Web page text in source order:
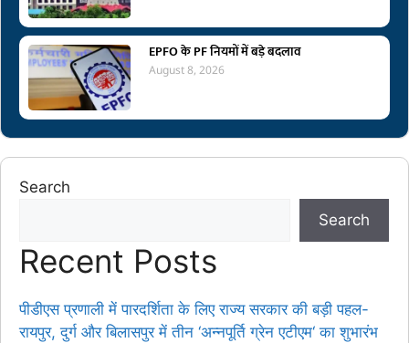
EPFO के PF नियमों में बड़े बदलाव
August 8, 2026
Search
Search
Recent Posts
पीडीएस प्रणाली में पारदर्शिता के लिए राज्य सरकार की बड़ी पहल-
रायपुर, दुर्ग और बिलासपुर में तीन ‘अन्नपूर्ति ग्रेन एटीएम‘ का शुभारंभ